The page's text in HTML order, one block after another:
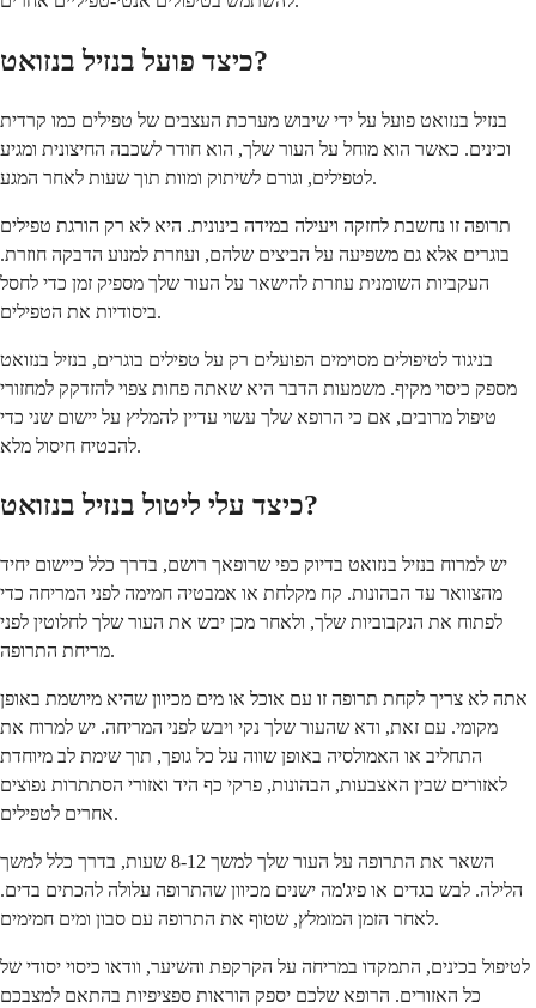
כיצד פועל בנזיל בנזואט?
בנזיל בנזואט פועל על ידי שיבוש מערכת העצבים של טפילים כמו קרדית
וכינים. כאשר הוא מוחל על העור שלך, הוא חודר לשכבה החיצונית ומגיע
לטפילים, וגורם לשיתוק ומוות תוך שעות לאחר המגע.
תרופה זו נחשבת לחזקה ויעילה במידה בינונית. היא לא רק הורגת טפילים
בוגרים אלא גם משפיעה על הביצים שלהם, ועוזרת למנוע הדבקה חוזרת.
העקביות השומנית עוזרת להישאר על העור שלך מספיק זמן כדי לחסל
ביסודיות את הטפילים.
בניגוד לטיפולים מסוימים הפועלים רק על טפילים בוגרים, בנזיל בנזואט
מספק כיסוי מקיף. משמעות הדבר היא שאתה פחות צפוי להזדקק למחזורי
טיפול מרובים, אם כי הרופא שלך עשוי עדיין להמליץ על יישום שני כדי
להבטיח חיסול מלא.
כיצד עלי ליטול בנזיל בנזואט?
יש למרוח בנזיל בנזואט בדיוק כפי שרופאך רושם, בדרך כלל כיישום יחיד
מהצוואר עד הבהונות. קח מקלחת או אמבטיה חמימה לפני המריחה כדי
לפתוח את הנקבוביות שלך, ולאחר מכן יבש את העור שלך לחלוטין לפני
מריחת התרופה.
אתה לא צריך לקחת תרופה זו עם אוכל או מים מכיוון שהיא מיושמת באופן
מקומי. עם זאת, ודא שהעור שלך נקי ויבש לפני המריחה. יש למרוח את
התחליב או האמולסיה באופן שווה על כל גופך, תוך שימת לב מיוחדת
לאזורים שבין האצבעות, הבהונות, פרקי כף היד ואזורי הסתתרות נפוצים
אחרים לטפילים.
השאר את התרופה על העור שלך למשך 8-12 שעות, בדרך כלל למשך
הלילה. לבש בגדים או פיג'מה ישנים מכיוון שהתרופה עלולה להכתים בדים.
לאחר הזמן המומלץ, שטוף את התרופה עם סבון ומים חמימים.
לטיפול בכינים, התמקדו במריחה על הקרקפת והשיער, וודאו כיסוי יסודי של
כל האזורים. הרופא שלכם יספק הוראות ספציפיות בהתאם למצבכם